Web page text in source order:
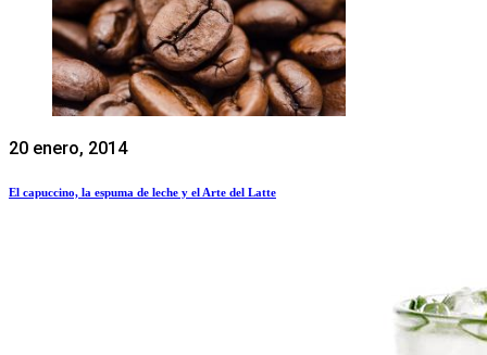
20 enero, 2014
El capuccino, la espuma de leche y el Arte del Latte